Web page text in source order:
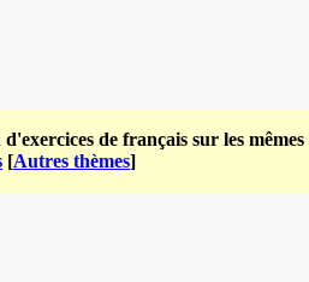
de français sur les mêmes
[Autres thèmes]